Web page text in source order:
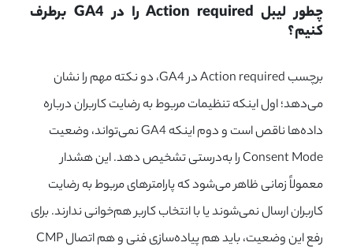
چطور لیبل Action required را در GA4 برطرف
کنیم؟
برچسب Action required در GA4، دو نکته مهم را نشان
می‌دهد؛ اول اینکه تنظیمات مربوط به رضایت کاربران درباره
داده‌ها ناقص است و دوم اینکه GA4 نمی‌تواند، وضعیت
Consent Mode را به‌درستی تشخیص دهد. این هشدار
معمولاً زمانی ظاهر می‌شود که پارامترهای مربوط به رضایت
کاربران ارسال نمی‌شوند یا با انتخاب کاربر هم‌خوانی ندارند. برای
رفع این وضعیت، باید هم پیاده‌سازی فنی و هم اتصال CMP